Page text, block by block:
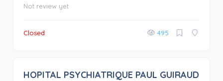
Not review yet
Closed 495
0
HOPITAL PSYCHIATRIQUE PAUL GUIRAUD